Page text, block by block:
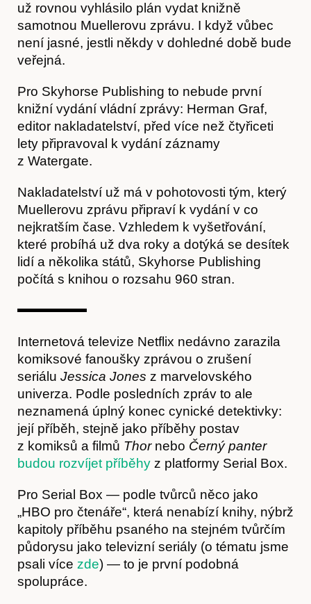
Akce
Obchod
už rovnou vyhlásilo plán vydat knižně
samotnou Muellerovu zprávu. I když vůbec
není jasné, jestli někdy v dohledné době bude
veřejná.
Pro Skyhorse Publishing to nebude první
knižní vydání vládní zprávy: Herman Graf,
editor nakladatelství, před více než čtyřiceti
lety připravoval k vydání záznamy
z Watergate.
Nakladatelství už má v pohotovosti tým, který
Muellerovu zprávu připraví k vydání v co
nejkratším čase. Vzhledem k vyšetřování,
které probíhá už dva roky a dotýká se desítek
lidí a několika států, Skyhorse Publishing
počítá s knihou o rozsahu 960 stran.
Internetová televize Netflix nedávno zarazila
komiksové fanoušky zprávou o zrušení
seriálu Jessica Jones z marvelovského
univerza. Podle posledních zpráv to ale
neznamená úplný konec cynické detektivky:
její příběh, stejně jako příběhy postav
z komiksů a filmů Thornebo Černý panter
budou rozvíjet příběhy z platformy Serial Box.
Pro Serial Box — podle tvůrců něco jako
„HBO pro čtenáře“, která nenabízí knihy, nýbrž
kapitoly příběhu psaného na stejném tvůrčím
půdorysu jako televizní seriály (o tématu jsme
psali více zde) — to je první podobná
spolupráce.